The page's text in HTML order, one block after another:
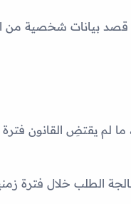
بلدك). لا نجمع عن قصد بيانات
لم يقتضِ القانون فترة
خلال فترة زمنية